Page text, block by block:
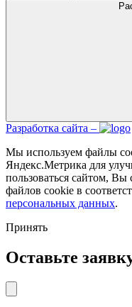
Разработка сайта –
Мы используем файлы
Яндекс.Метрика для
пользоваться сайтом, Вы
файлов cookie в
персональных данных.
Принять
Оставьте